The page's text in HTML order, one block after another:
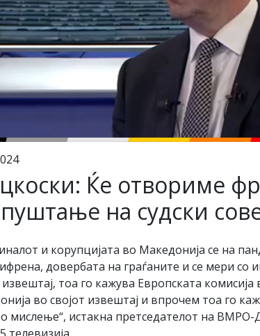
Ќе отвориме
на судски
и корупцијата во Македонија се на
довербата на граѓаните и се мери со
извештај, тоа го кажува Европската
во својот извештај и впрочем тоа го
мислење“, истакна претседателот на